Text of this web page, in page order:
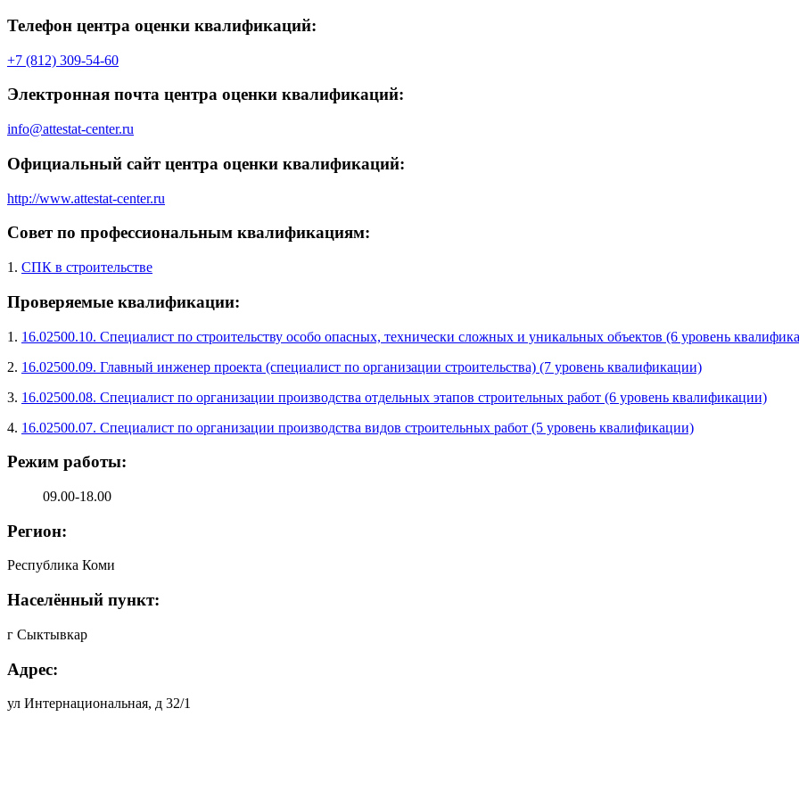
Телефон центра оценки квалификаций:
+7 (812) 309-54-60
Электронная почта центра оценки квалификаций:
info@attestat-center.ru
Официальный сайт центра оценки квалификаций:
http://www.attestat-center.ru
Совет по профессиональным квалификациям:
1. СПК в строительстве
Проверяемые квалификации:
1. 16.02500.10. Специалист по строительству особо опасных, технически сложных и уникальных объектов (6 уровень
2. 16.02500.09. Главный инженер проекта (специалист по организации строительства) (7 уровень квалификации)
3. 16.02500.08. Специалист по организации производства отдельных этапов строительных работ (6 уровень квалификации)
4. 16.02500.07. Специалист по организации производства видов строительных работ (5 уровень квалификации)
Режим работы:
09.00-18.00
Регион:
Республика Коми
Населённый пункт:
г Сыктывкар
Адрес:
ул Интернациональная, д 32/1